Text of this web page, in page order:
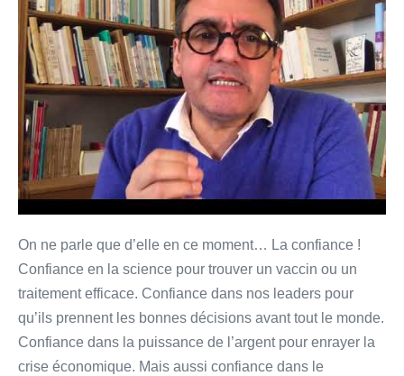
Méditation
pour
un
temps
de
confinement
On ne parle que d’elle en ce moment… La confiance !
Confiance en la science pour trouver un vaccin ou un
traitement efficace. Confiance dans nos leaders pour
qu’ils prennent les bonnes décisions avant tout le monde.
Confiance dans la puissance de l’argent pour enrayer la
crise économique. Mais aussi confiance dans le